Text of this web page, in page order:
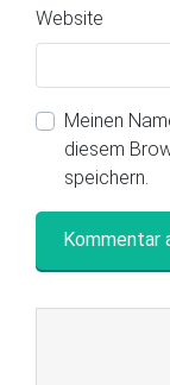
Website
Meinen
diesem
speichern.